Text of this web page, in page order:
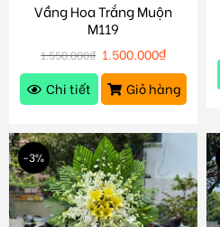
Vầng Hoa Trắng Muộn
M119
1.550.000₫ 1.500.000₫
Chi tiết
Giỏ hàng
-3%